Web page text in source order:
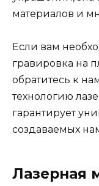
материалов и
Если вам
гравировка на
обратитесь к
технологию
гарантирует
создаваемых
Лазерная